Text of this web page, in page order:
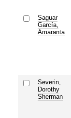
Saguar
García,
Amaranta
Severin,
Dorothy
Sherman